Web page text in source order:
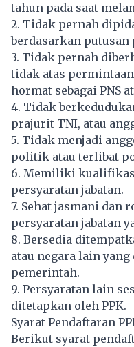
tahun pada saat
2. Tidak pernah
berdasarkan putusan
3. Tidak pernah
tidak atas
hormat sebagai PNS
4. Tidak
prajurit TNI, atau
5. Tidak menjadi
politik atau terlibat
6. Memiliki
persyaratan jabatan.
7. Sehat jasmani dan
persyaratan jabatan
8. Bersedia
atau negara lain
pemerintah.
9. Persyaratan lain
ditetapkan oleh PPK.
Syarat Pendaftaran
Berikut syarat